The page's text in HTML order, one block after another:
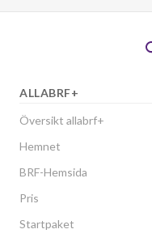
ALLABRF+
Översikt allabrf+
Hemnet
BRF-Hemsida
Pris
Startpaket